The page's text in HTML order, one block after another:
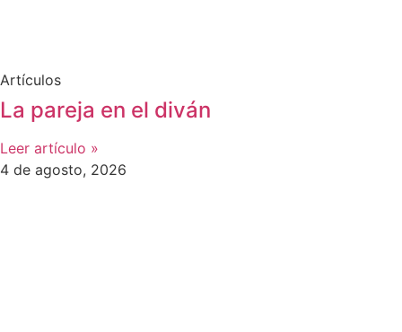
Artículos
La pareja en el diván
Leer artículo »
4 de agosto, 2026